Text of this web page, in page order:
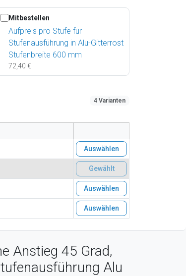
Mitbestellen
Aufpreis pro Stufe für
Stufenausführung in Alu-Gitterrost
Stufenbreite 600 mm
72,40 €
4 Varianten
Auswählen
Gewählt
Auswählen
Auswählen
Anstieg 45 Grad,
Alu